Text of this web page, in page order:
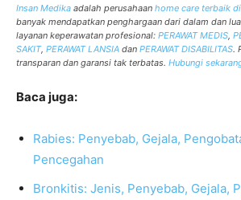
Insan Medika adalah perusahaan home care terbaik
banyak mendapatkan penghargaan dari dalam dan
layanan keperawatan profesional: PERAWAT MEDIS
SAKIT, PERAWAT LANSIA dan PERAWAT DISABILITAS.
transparan dan garansi tak terbatas. Hubungi
Baca juga:
Rabies: Penyebab, Gejala,
Pencegahan
Bronkitis: Jenis, Penyebab, Gejala,